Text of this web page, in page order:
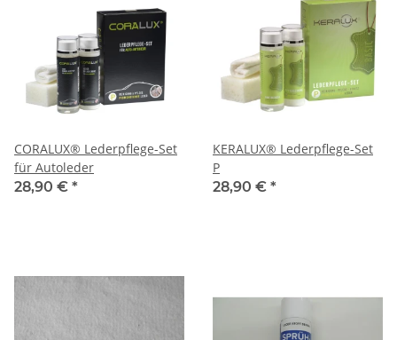
CORALUX® Lederpflege-Set
für Autoleder
28,90 € *
KERALUX® Lederpflege-Set
P
28,90 € *